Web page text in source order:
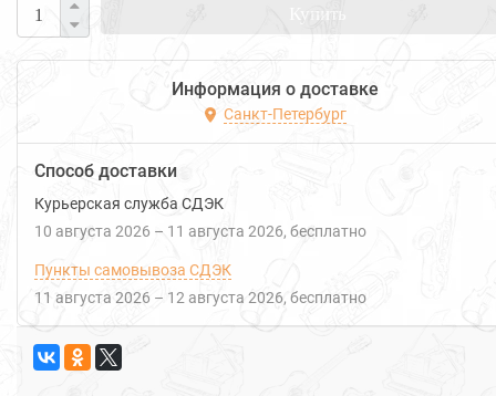
Купить
Информация о доставке
Санкт-Петербург
Способ доставки
Курьерская служба СДЭК
10 августа 2026 – 11 августа 2026 Бесплатно
Пункты самовывоза СДЭК
11 августа 2026 – 12 августа 2026 Бесплатно